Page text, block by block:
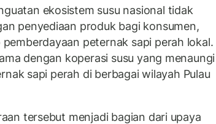
ekosistem susu nasional tidak
penyediaan produk bagi konsumen,
peternak sapi perah lokal.
dengan koperasi susu yang menaungi
sapi perah di berbagai wilayah Pulau
tersebut menjadi bagian dari upaya